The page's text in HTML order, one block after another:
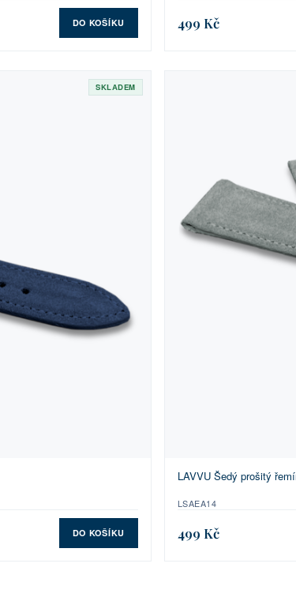
DO KOŠÍKU 499 Kč
SKLADEM
DO KOŠÍKU
LAVVU Šedý prošitý
LSAEA14
499 Kč